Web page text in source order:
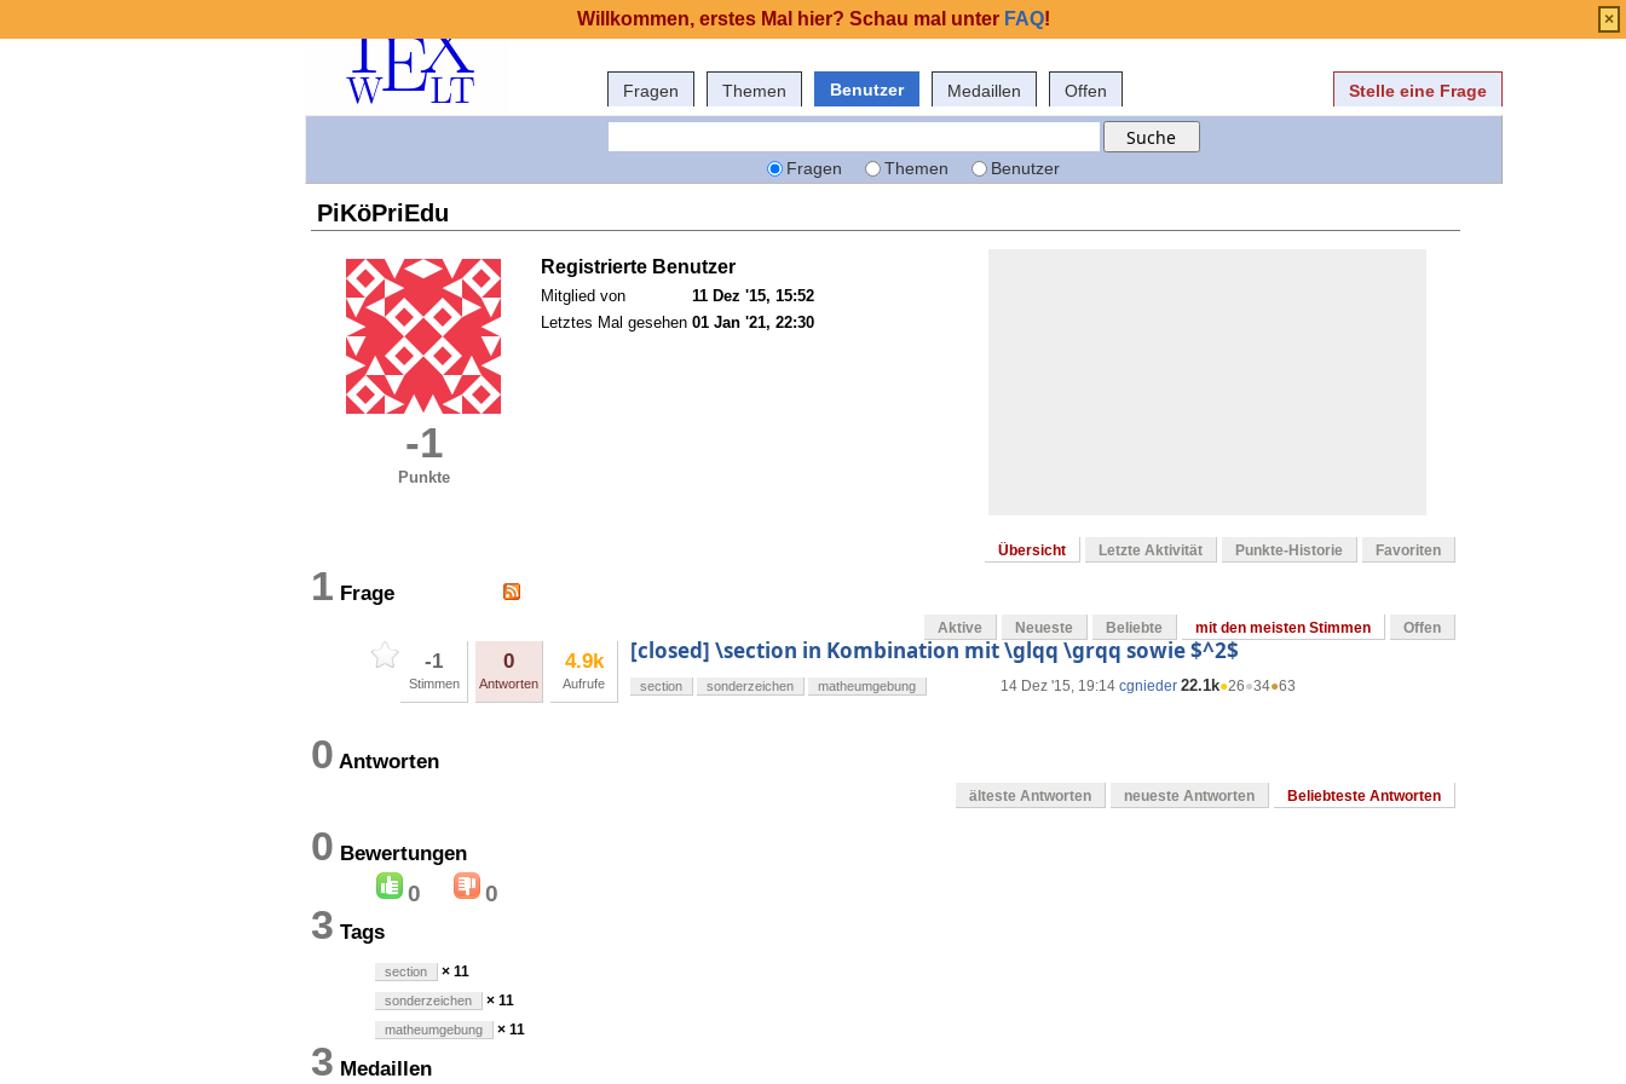
Fragen Themen Benutzer Medaillen Offen Stelle eine Frage
Fragen Themen Benutzer
PiKöPriEdu
-1
Punkte
Registrierte Benutzer
Mitglied von
11 Dez '15, 15:52
Letztes Mal gesehen 01 Jan '21, 22:30
Übersicht Letzte Aktivität Punkte-Historie Favoriten
1 Frage
Aktive Neueste Beliebte mit den meisten Stimmen Offen
-1
Stimmen
0
Antworten
4.9k
Aufrufe
[closed] \section in Kombination mit \glqq \grqq sowie $^2$
14 Dez '15, 19:14 cgnieder 22.1k●26●34●63
section sonderzeichen matheumgebung
0 Antworten
älteste Antworten neueste Antworten Beliebteste Antworten
0 Bewertungen
0 0
3 Tags
section × 11
sonderzeichen × 11
matheumgebung × 11
3 Medaillen
Willkommen, erstes Mal hier? Schau mal unter FAQ! ×